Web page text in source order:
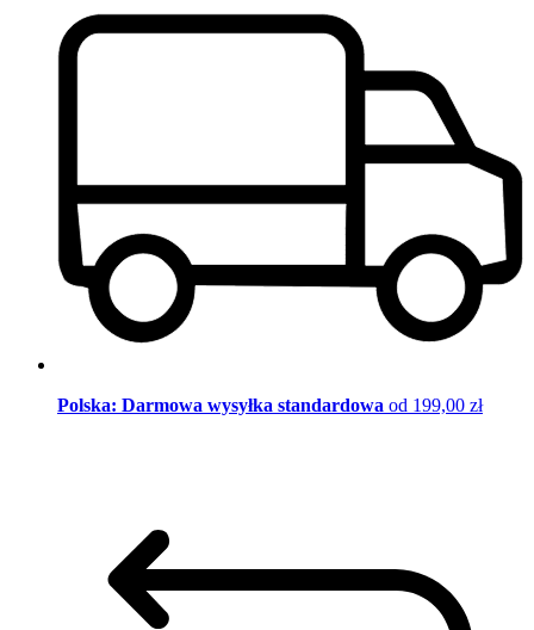
Polska: Darmowa wysyłka standardowa od 199,00 zł